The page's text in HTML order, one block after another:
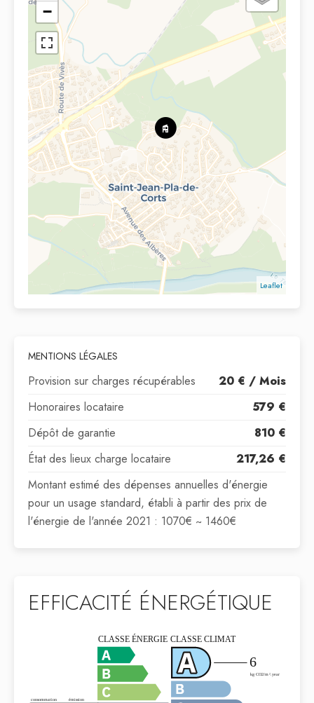
−
Leaflet
MENTIONS LÉGALES
Provision sur charges récupérables
20 € / Mois
Honoraires locataire
579 €
Dépôt de garantie
810 €
État des lieux charge locataire
217,26 €
Montant estimé des dépenses annuelles d'énergie
pour un usage standard, établi à partir des prix de
l'énergie de l'année 2021 : 1070€ ~ 1460€
EFFICACITÉ ÉNERGÉTIQUE